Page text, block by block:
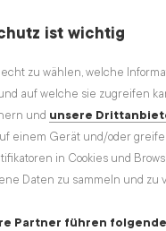
HEN
Der Abend
Koppitsch Anja 22.10.2023
ist wichtig
zu wählen, welche
auf welche sie zugreifen
und unsere
einem Gerät und/oder
in Cookies und
Daten zu sammeln und zu
Partner führen folgende